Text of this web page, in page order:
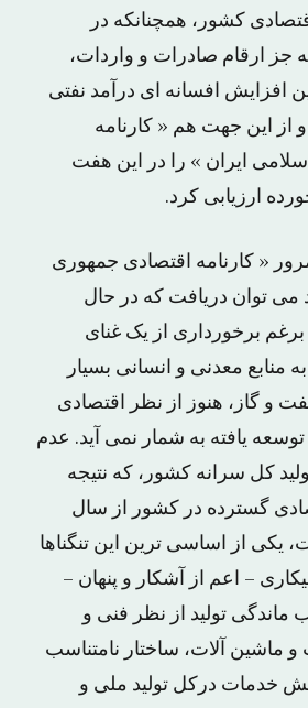
کشور، همچنانکه در
جز ارقام صادرات و واردات،
افزایش افسانه ای درآمد نفتی
از این جهت هم « کارنامه
ایران » را در این هفت
ارزیابی کرد.
« کارنامه اقتصادی جمهوری
می توان دریافت که در حال
برخورداری از یک غنای
معدنی و انسانی بسیار
و گاز، هنوز از نظر اقتصادی
یافته به شمار نمی آید. عدم
کل سرانه کشور، که نتیجه
گسترده در کشور از سال
است، یکی از اساسی ترین این تنگناها
– اعم از آشکار و پنهان –
تولید از نظر فنی و
ماشین آلات، ساختار نامتناسب
خدمات درکل تولید ملی و